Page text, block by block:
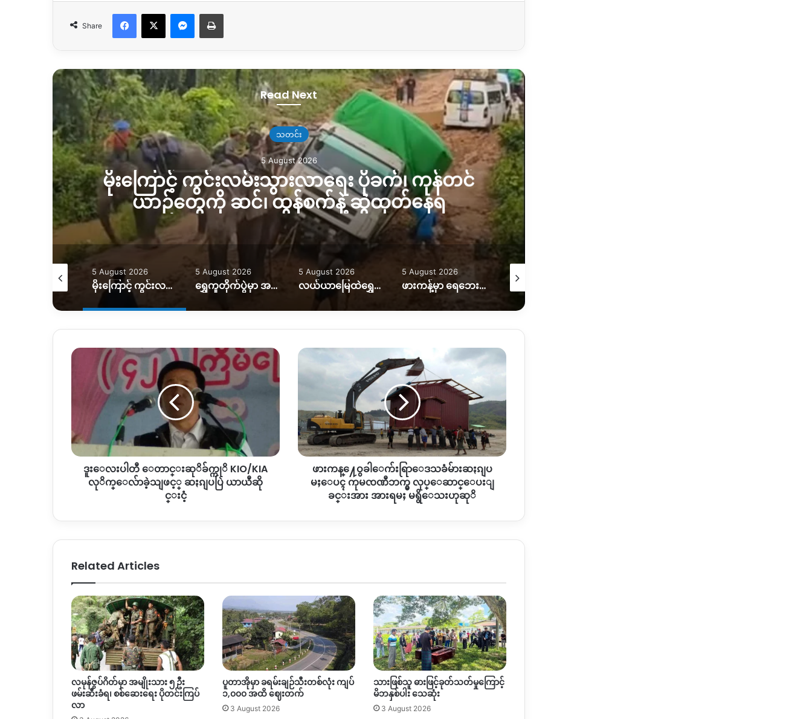
Share
Facebook
X Messenger
Print
Read Next
သတင်း
5 August 2026
မိုးကြောင့် ကွင်းလမ်းသွားလာရေး ပိုခက်၊ ကုန်တင်
ယာဉ်တွေကို ဆင်၊ ထွန်စက်နဲ့ ဆွဲထုတ်နေရ
5 August 2026
မိုးကြောင့် ကွင်းလမ်းသွားလာရေး ပိုခက်၊ ကုန်တင်ယာဉ်တွေကို ဆင်၊ ထွန်စက်နဲ့ ဆွဲထုတ်နေရ
5 August 2026
ရွှေကူတိုက်ပွဲမှာ အရေးပါတဲ့ စစ်တပ်စခန်းတစ်ခုကို သိမ်းပိုက်နိုင်ကြောင်း KIO ပြော
5 August 2026
လယ်ယာမြေထဲရွှေတူးဖော်နေတာကို ရပ်တန့်ပေးဖို့ဒေသခံတွေတောင်းဆိုနေ
5 August 2026
ဖားကန့်မှာ ရေဘေးထပ်ကြုံရတဲ့အခြေအနေဘယ်ရှိနေသလဲ။
5 August 2026
ဒူးေ
ဆုိ
ခ်
က္
ကုိ
KIO/KIA
င့္
ဆႏၵျ
ပြဲ
ယာယီ
ဆို
င္း
ငံ့
ဒူးေလးပါတီ ေတာင္းဆုိခ်က္ကုိ KIO/KIA
လုိက္ေလ်ာခဲ့သျဖင့္ ဆႏၵျပပြဲ ယာယီဆို
င္းငံ့
ဖား
ရြာေ
ဒသ
ခံ
မ်ား
ဆႏၵျ
မွ
လု
ပ္ေ
ဆာ
င္ေ
ပးျ
ခ
င္း
အား
အား
ဖားကန္႔ေဝွခါေက်းရြာေဒသခံမ်ားဆႏၵျပ
မႈေပၚ ကုမၸဏီဘက္မွ လုပ္ေဆာင္ေပးျ
ခင္းအား အားရမႈ မရွိေသးဟုဆုိ
Related Articles
လမုန်ဇွပ်ဂိတ်မှာ အမျိုးသား ၅ ဦး
ဖမ်းဆီးခံရ၊ စစ်ဆေးရေး ပိုတင်းကြပ်
လာ
ပူတာအိုမှာ ခရမ်းချဉ်သီးတစ်လုံး ကျပ်
၁,၀၀၀ အထိ ဈေးတက်
3 August 2026
သားဖြစ်သူ ဓားဖြင့်ခုတ်သတ်မှုကြောင့်
မိဘနှစ်ပါး သေဆုံး
3 August 2026